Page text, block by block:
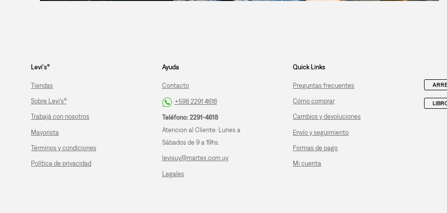
Levi's®
Tiendas
Sobre Levi's®
Trabajá con nosotros
Mayorista
Términos y condiciones
Política de privacidad
Ayuda
Contacto
+598 2291 4618
Teléfono: 2291-4618
Atencion al Cliente: Lunes a
Sábados de 9 a 19hs.
levisuy@martex.com.uy
Legales
Quick Links
Preguntas frecuentes
Cómo comprar
Cambios y devoluciones
Envío y seguimiento
Formas de pago
Mi cuenta